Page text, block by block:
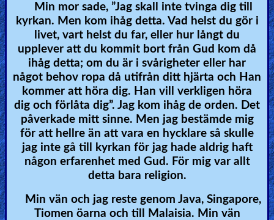
Min mor sade, ”Jag skall inte tvinga dig till
kyrkan. Men kom ihåg detta. Vad helst du gör i
livet, vart helst du far, eller hur långt du
upplever att du kommit bort från Gud kom då
ihåg detta; om du är i svårigheter eller har
något behov ropa då utifrån ditt hjärta och Han
kommer att höra dig. Han vill verkligen höra
dig och förlåta dig”. Jag kom ihåg de orden. Det
påverkade mitt sinne. Men jag bestämde mig
för att hellre än att vara en hycklare så skulle
jag inte gå till kyrkan för jag hade aldrig haft
någon erfarenhet med Gud. För mig var allt
detta bara religion.
Min vän och jag reste genom Java, Singapore,
Tiomen öarna och till Malaisia. Min vän